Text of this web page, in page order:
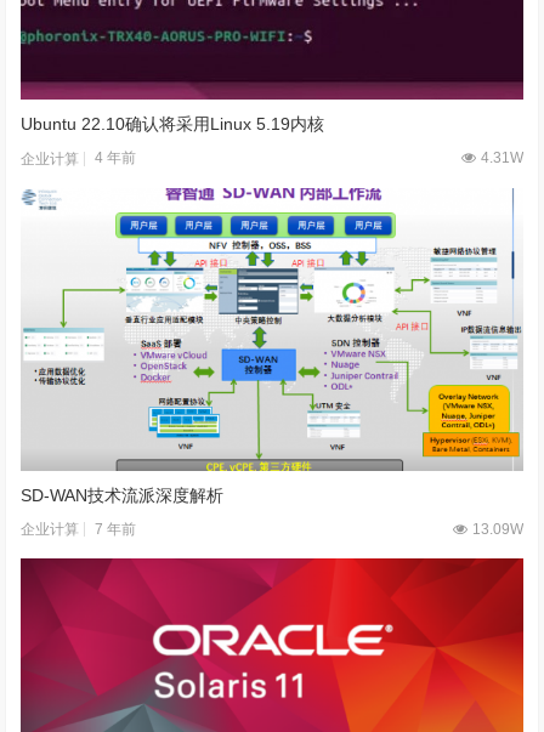
Ubuntu 22.10确认将采用Linux 5.19内核
企业计算 4 年前 4.31W
SD-WAN技术流派深度解析
企业计算 7 年前 13.09W